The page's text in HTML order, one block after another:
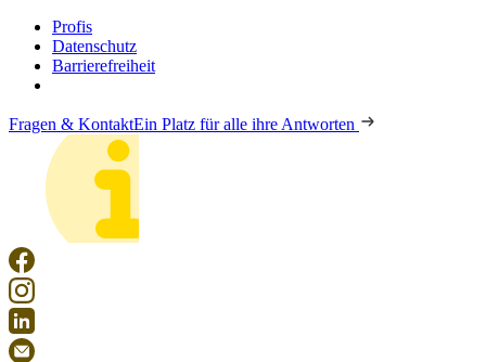
Profis
Datenschutz
Barrierefreiheit
Fragen & KontaktEin Platz für alle ihre Antworten